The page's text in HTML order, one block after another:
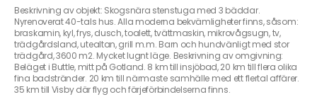
Beskrivning av objekt: Skogsnära stenstuga med 3 bäddar.
Nyrenoverat 40-tals hus. Alla moderna bekvämligheter finns, såsom:
braskamin, kyl, frys, dusch, toalett, tvättmaskin, mikrovågsugn, tv,
trädgårdsland, utealtan, grill m.m. Barn och hundvänligt med stor
trädgård, 3600 m2. Mycket lugnt läge. Beskrivning av omgivning:
Beläget i Buttle, mitt på Gotland. 8 km till insjöbad, 20 km till flera olika
fina badstränder. 20 km till närmaste samhälle med ett flertal affärer.
35 km till Visby där flyg och färjeförbindelserna finns.